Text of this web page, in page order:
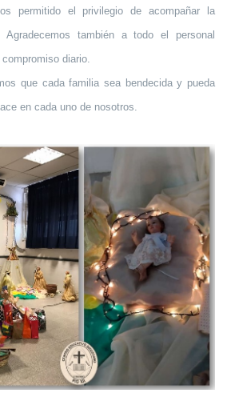
permitido el privilegio de acompañar la
también a todo el personal
diario.
que cada familia sea bendecida y pueda
en cada uno de nosotros.